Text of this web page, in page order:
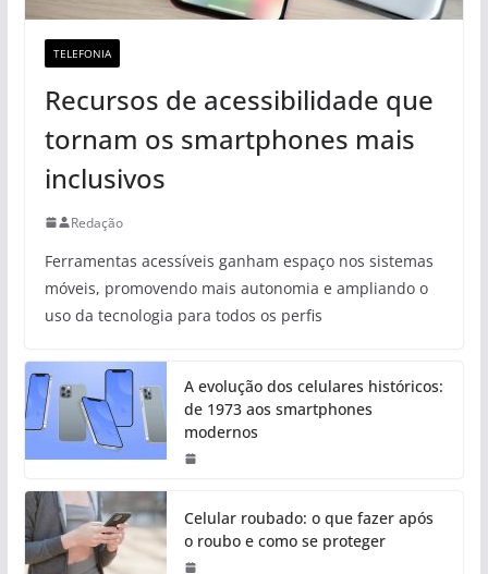
TELEFONIA
Recursos de acessibilidade que
tornam os smartphones mais
inclusivos
Redação
Ferramentas acessíveis ganham espaço nos sistemas
móveis, promovendo mais autonomia e ampliando o
uso da tecnologia para todos os perfis
A evolução dos celulares históricos:
de 1973 aos smartphones
modernos
Celular roubado: o que fazer após
o roubo e como se proteger